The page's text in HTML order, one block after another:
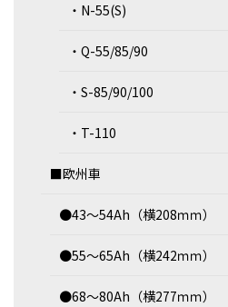
・N-55(S)
・Q-55/85/90
・S-85/90/100
・T-110
■欧州車
●43～54Ah（横208ｍｍ）
●55～65Ah（横242ｍｍ）
●68～80Ah（横277ｍｍ）